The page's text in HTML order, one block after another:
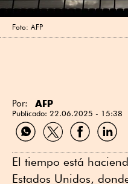
Foto: AFP
Por: AFP
Publicado: 22.06.2025 - 15:38
Compartir
por
Compartir
por
Compartir
por
por
El tiempo está
Estados Unidos,